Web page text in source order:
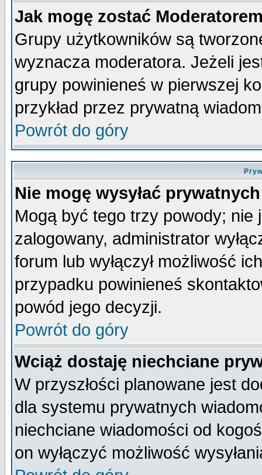
Jak mogę zostać
Grupy użytkowników są
wyznacza moderatora. Jeżeli
grupy powinieneś w pierwszej
przykład przez prywatną
Powrót do góry
Nie mogę wysyłać
Mogą być tego trzy powody;
zalogowany, administrator
forum lub wyłączył możliwość
przypadku powinieneś
powód jego decyzji.
Powrót do góry
Wciąż dostaję niechciane
W przyszłości planowane jest
dla systemu prywatnych
niechciane wiadomości od
on wyłączyć możliwość